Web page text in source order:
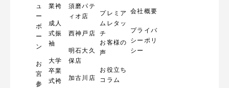
ュ
ー
ボ
ー
ン
お
宮
参
業袴
成人
式振
袖
大学
卒業
式袴
須磨パテ
ィオ店
西神戸店
明石大久
保店
加古川店
プレミア
ムレタッ
チ
お客様の
声
お役立ち
コラム
会社概要
プライバ
シーポリ
シー